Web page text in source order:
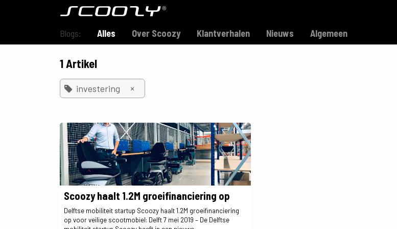
Overslaan naar inhoud
Blogs: Alles Over Scoozy Klantverhalen Nieuws Algemeen
1 Artikel
investering ×
Scoozy haalt 1.2M groeifinanciering op
Delftse mobiliteit startup Scoozy haalt 1.2M groeifinanciering
op voor veilige scootmobiel: Delft 7 mei 2019 – De Delftse